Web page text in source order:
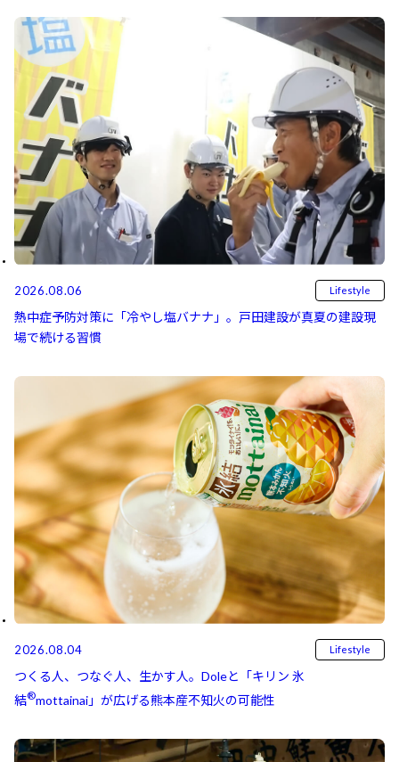
2026.08.06 Lifestyle
熱中症予防対策に「冷やし塩バナナ」。戸田建設が真夏の建設現
場で続ける習慣
2026.08.04 Lifestyle
つくる人、つなぐ人、生かす人。Doleと「キリン 氷
結⁠⁠®mottainai」が広げる熊本産不知火の可能性